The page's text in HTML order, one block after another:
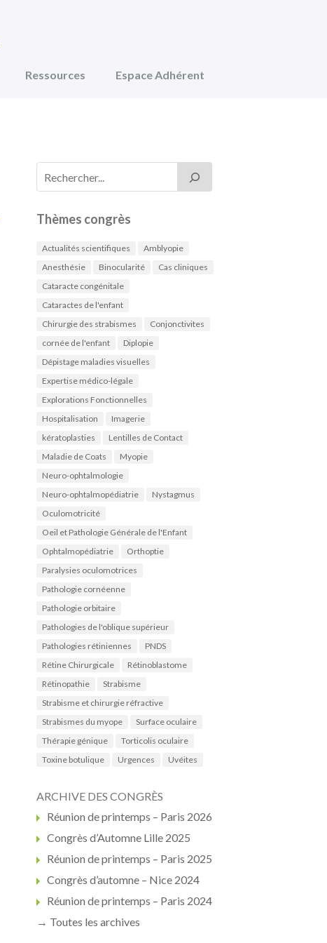
Ressources Espace Adhérent
Thèmes congrès
Actualités scientifiques
Amblyopie
Anesthésie
Binocularité
Cas cliniques
Cataracte congénitale
Cataractes de l'enfant
Chirurgie des strabismes
Conjonctivites
cornée de l'enfant
Diplopie
Dépistage maladies visuelles
Expertise médico-légale
Explorations Fonctionnelles
Hospitalisation
Imagerie
kératoplasties
Lentilles de Contact
Maladie de Coats
Myopie
Neuro-ophtalmologie
Neuro-ophtalmopédiatrie
Nystagmus
Oculomotricité
Oeil et Pathologie Générale de l'Enfant
Ophtalmopédiatrie
Orthoptie
Paralysies oculomotrices
Pathologie cornéenne
Pathologie orbitaire
Pathologies de l'oblique supérieur
Pathologies rétiniennes
PNDS
Rétine Chirurgicale
Rétinoblastome
Rétinopathie
Strabisme
Strabisme et chirurgie réfractive
Strabismes du myope
Surface oculaire
Thérapie génique
Torticolis oculaire
Toxine botulique
Urgences Uvéites
ARCHIVE DES CONGRÈS
Réunion de printemps – Paris 2026
Congrès d’Automne Lille 2025
Réunion de printemps – Paris 2025
Congrès d’automne – Nice 2024
Réunion de printemps – Paris 2024
→ Toutes les archives